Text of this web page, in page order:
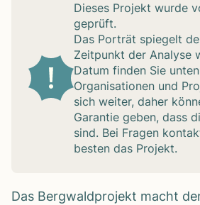
Die­ses Pro­jekt wurde
geprüft.
Das Por­trät spie­gelt
Zeit­punkt der Ana­lyse
Datum fin­den Sie
Orga­ni­sa­tio­nen und
sich wei­ter, daher
Garan­tie geben, dass
sind. Bei Fra­gen
bes­ten das Pro­jekt.
Das Berg­wald­pro­jekt macht